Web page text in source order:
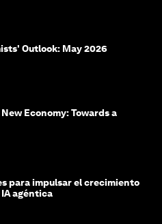
Outlook: May 2026
Economy: Towards a
para impulsar el crecimiento
agéntica